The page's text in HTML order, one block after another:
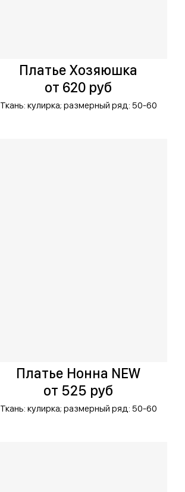
Платье Хозяюшка
от 620 руб
Ткань: кулирка; размерный ряд: 50-60
Платье Нонна NEW
от 525 руб
Ткань: кулирка; размерный ряд: 50-60